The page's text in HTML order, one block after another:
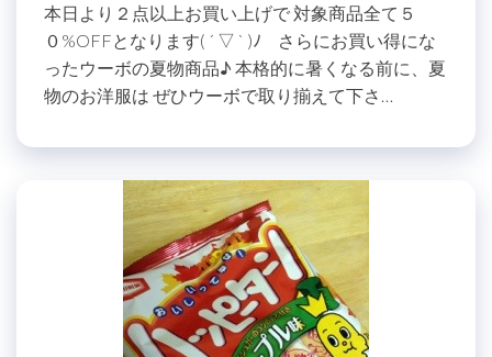
本日より２点以上お買い上げで 対象商品全て５
０%OFFとなります( ´ ▽ ` )ﾉ さらにお買い得にな
ったウーボの夏物商品♪ 本格的に暑くなる前に、夏
物のお洋服は ぜひウーボで取り揃えて下さ…